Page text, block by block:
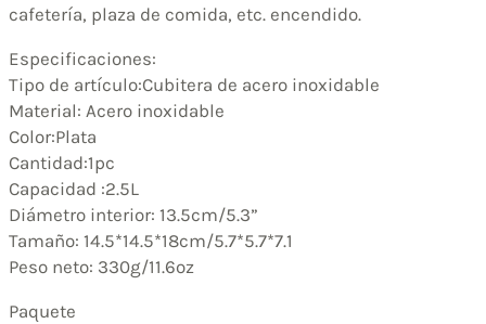
cafetería, plaza de comida, etc. encendido.
Especificaciones:
Tipo de artículo:Cubitera de acero inoxidable
Material: Acero inoxidable
Color:Plata
Cantidad:1pc
Capacidad :2.5L
Diámetro interior: 13.5cm/5.3”
Tamaño: 14.5*14.5*18cm/5.7*5.7*7.1
Peso neto: 330g/11.6oz
Paquete